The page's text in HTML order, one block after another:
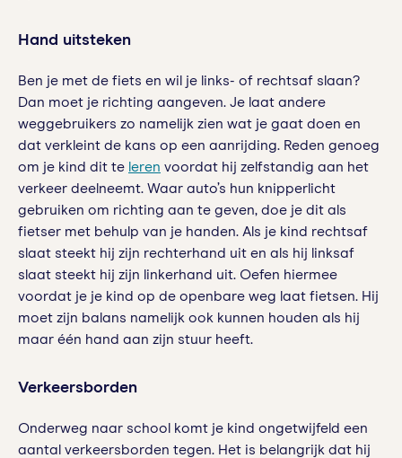
Hand uitsteken
Ben je met de fiets en wil je links- of rechtsaf slaan?
Dan moet je richting aangeven. Je laat andere
weggebruikers zo namelijk zien wat je gaat doen en
dat verkleint de kans op een aanrijding. Reden genoeg
om je kind dit te leren voordat hij zelfstandig aan het
verkeer deelneemt. Waar auto’s hun knipperlicht
gebruiken om richting aan te geven, doe je dit als
fietser met behulp van je handen. Als je kind rechtsaf
slaat steekt hij zijn rechterhand uit en als hij linksaf
slaat steekt hij zijn linkerhand uit. Oefen hiermee
voordat je je kind op de openbare weg laat fietsen. Hij
moet zijn balans namelijk ook kunnen houden als hij
maar één hand aan zijn stuur heeft.
Verkeersborden
Onderweg naar school komt je kind ongetwijfeld een
aantal verkeersborden tegen. Het is belangrijk dat hij